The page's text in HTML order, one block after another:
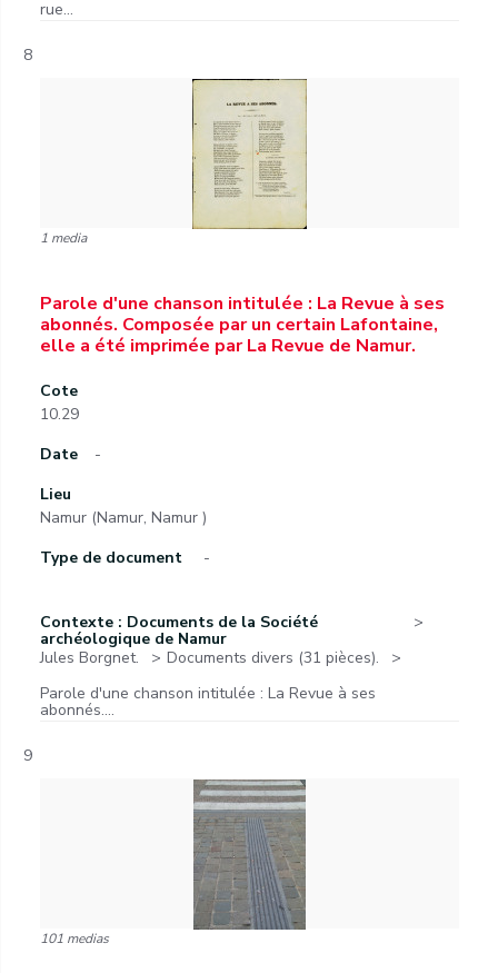
rue...
8
1 media
Parole d'une chanson intitulée : La Revue à ses
abonnés. Composée par un certain Lafontaine,
elle a été imprimée par La Revue de Namur.
Cote
10.29
Date
-
Lieu
Namur (Namur, Namur )
Type de document
-
Contexte : Documents de la Société
archéologique de Namur
Jules Borgnet.
Documents divers (31 pièces).
Parole d'une chanson intitulée : La Revue à ses
abonnés....
9
101 medias